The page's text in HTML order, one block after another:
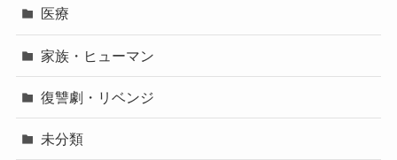
医療
家族・ヒューマン
復讐劇・リベンジ
未分類